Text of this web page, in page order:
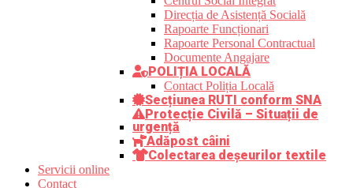
Direcția de Asistență Socială
Rapoarte Funcționari
Rapoarte Personal Contractual
Documente Angajare
POLIȚIA LOCALĂ
Contact Poliția Locală
Secțiunea RUTI conform SNA
Protecție Civilă – Situații de
urgență
Adăpost câini
Colectarea deșeurilor textile
Servicii online
Contact